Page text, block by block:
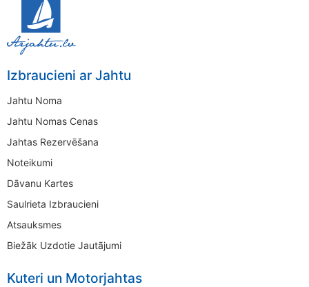
Izbraucieni ar Jahtu
Jahtu Noma
Jahtu Nomas Cenas
Jahtas Rezervēšana
Noteikumi
Dāvanu Kartes
Saulrieta Izbraucieni
Atsauksmes
Biežāk Uzdotie Jautājumi
Kuteri un Motorjahtas